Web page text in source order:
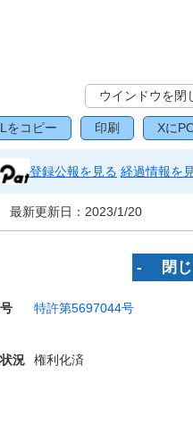
ウインドウを閉
をコピー 印刷 Xに
登録公報を見る 経過情報を
最新更新日： 2023/1/20
‐ 閉
特許第5697044号
況 権利化済